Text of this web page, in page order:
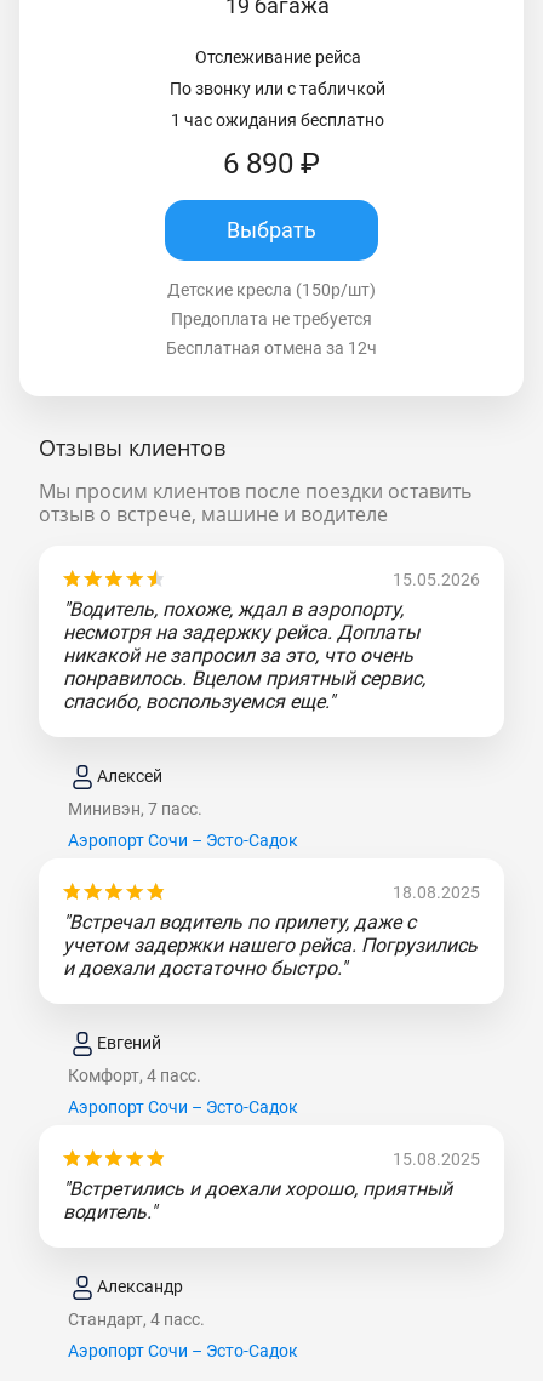
19 багажа
Отслеживание рейса
По звонку или с табличкой
1 час ожидания бесплатно
6 890 ₽
Выбрать
Детские кресла (150р/шт)
Предоплата не требуется
Бесплатная отмена за 12ч
Отзывы клиентов
Мы просим клиентов после поездки оставить
отзыв о встрече, машине и водителе
15.05.2026
"Водитель, похоже, ждал в аэропорту,
несмотря на задержку рейса. Доплаты
никакой не запросил за это, что очень
понравилось. Вцелом приятный сервис,
спасибо, воспользуемся еще."
Алексей
Минивэн, 7 пасс.
Аэропорт Сочи – Эсто-Садок
18.08.2025
"Встречал водитель по прилету, даже с
учетом задержки нашего рейса. Погрузились
и доехали достаточно быстро."
Евгений
Комфорт, 4 пасс.
Аэропорт Сочи – Эсто-Садок
15.08.2025
"Встретились и доехали хорошо, приятный
водитель."
Александр
Стандарт, 4 пасс.
Аэропорт Сочи – Эсто-Садок